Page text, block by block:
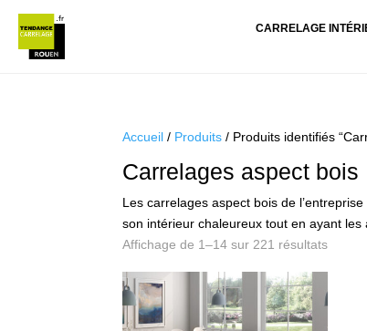
CARRELAGE
Accueil / Produits / Produits identifiés
Carrelages aspect bois
Les carrelages aspect bois de
son intérieur chaleureux tout en ayant
Affichage de 1–14 sur 221 résultatsTrié
récent